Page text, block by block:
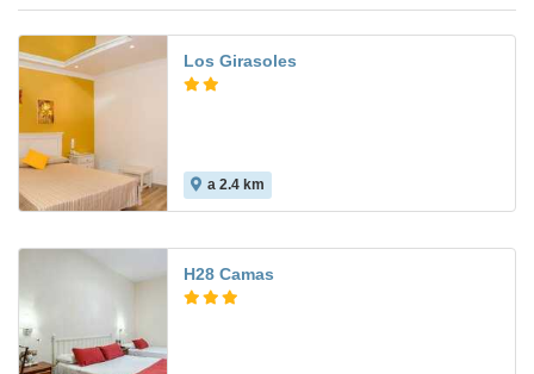
Los Girasoles
a 2.4 km
H28 Camas